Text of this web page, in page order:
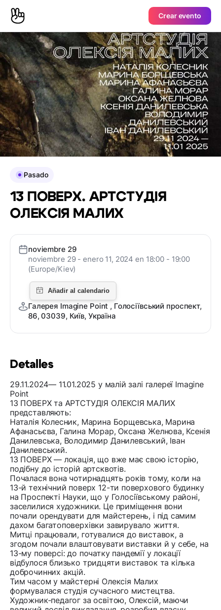
Crear evento
Detalles
29.11.2024— 11.01.2025 у малій залі галереї Imagine
Point
13 ПОВЕРХ та АРТСТУДІЯ ОЛЕКСІЯ МАЛИХ
представляють:
Наталія Колесник, Марина Борщевська, Марина
Афанасьєва, Галина Морар, Оксана Желнова, Ксенія
Данилевська, Володимир Данилевський, Іван
Данилевський.
13 ПОВЕРХ — локація, що вже має свою історію,
подібну до історій артсквотів.
Почалася вона чотирнадцять років тому, коли на
13-й технічний поверх 12-ти поверхового будинку
на Проспекті Науки, що у Голосіївському районі,
заселилися художники. Це приміщення вони
почали орендувати для майстерень, і під самим
дахом багатоповерхівки завирувало життя.
Митці працювали, готувалися до виставок, а
згодом почали влаштовувати виставки й у себе, на
13-му поверсі: до початку пандемії у локації
відбулося близько тридцяти виставок та кілька
доброчинних акцій.
Тим часом у майстерні Олексія Малих
формувалася студія сучасного мистецтва.
Художник-педагог за освітою, Олексій, маючи
Pasado
13 ПОВЕРХ. АРТСТУДІЯ
ОЛЕКСІЯ МАЛИХ
noviembre 29
noviembre 29 - enero 11, 2024 en 18:00 - 19:00
(Europe/Kiev)
Галерея Imagine Point , Голосіївський проспект,
86, 03039, Київ, Україна